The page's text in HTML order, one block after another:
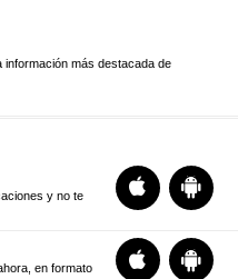
información más destacada de
y no te
en formato